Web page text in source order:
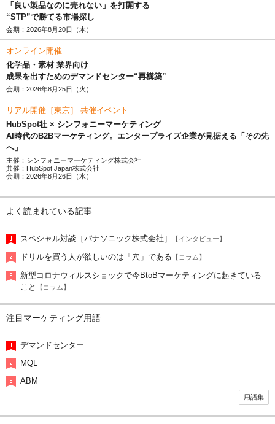
「良い製品なのに売れない」を打開する
“STP”で勝てる市場探し
会期：2026年8月20日（木）
オンライン開催
化学品・素材 業界向け
成果を出すためのデマンドセンター“再構築”
会期：2026年8月25日（火）
リアル開催［東京］ 共催イベント
HubSpot社 × シンフォニーマーケティング
AI時代のB2Bマーケティング。エンタープライズ企業が見据える「その先
へ」
主催：シンフォニーマーケティング株式会社
共催：HubSpot Japan株式会社
会期：2026年8月26日（水）
よく読まれている記事
スペシャル対談［パナソニック株式会社］ 【インタビュー】
ドリルを買う人が欲しいのは「穴」である 【コラム】
新型コロナウィルスショックで今BtoBマーケティングに起きている
こと
【コラム】
注目マーケティング用語
デマンドセンター
MQL
ABM
用語集